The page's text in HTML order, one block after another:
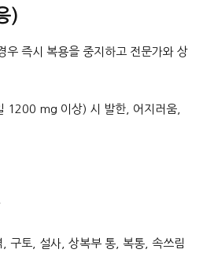
)
우 즉시 복용을 중지하고 전문가와 상
1200 mg 이상) 시 발한, 어지러움,
구토, 설사, 상복부 통, 복통, 속쓰림